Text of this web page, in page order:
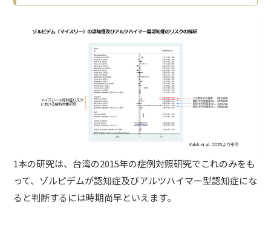
1本の研究は、台湾の2015年の症例対照研究でこれのみをも
って、ゾルピデムが認知症及びアルツハイマー型認知症にな
ると判断するには時期尚早といえます。